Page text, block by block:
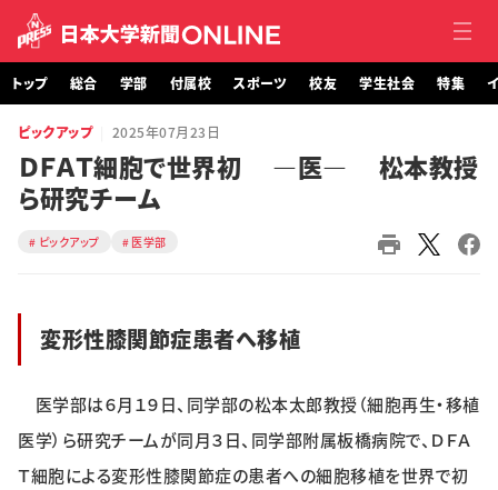
トップ
総合
学部・大学院
校友
学生社会
トップ 総合 学部 付属校 スポーツ 校友 学生社会 特集
ピックアップ 2025年07月23日
ＤＦＡＴ細胞で世界初 ―医― 松本教授
ら研究チーム
ピックアップ 医学部
変形性膝関節症患者へ移植
医学部は６月１９日、同学部の松本太郎教授（細胞再生・移植
医学）ら研究チームが同月３日、同学部附属板橋病院で、ＤＦＡ
Ｔ細胞による変形性膝関節症の患者への細胞移植を世界で初